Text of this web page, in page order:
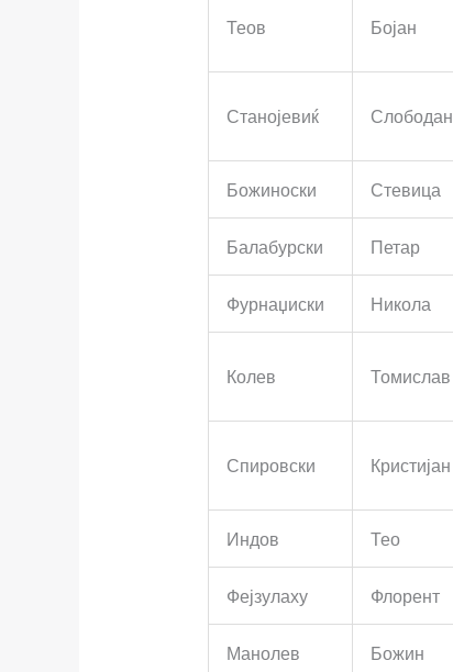
Теов Бојан
Станојевиќ Слободан
Божиноски Стевица
Балабурски Петар
Фурнаџиски Никола
Колев Томислав
Спировски Кристијан
Индов Тео
Фејзулаху Флорент
Манолев Божин